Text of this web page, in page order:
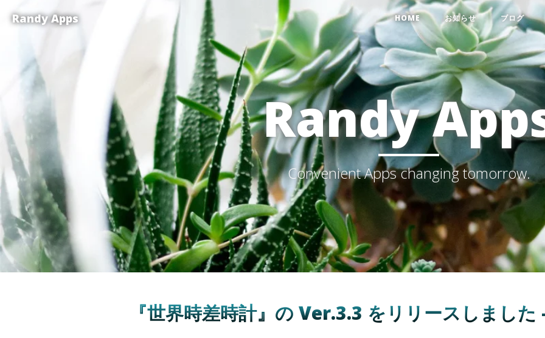
Randy Apps HOME お知らせ ブログ
Randy
Convenient Apps changing tomorrow.
『世界時差時計』の Ver.3.3 をリリースしまし